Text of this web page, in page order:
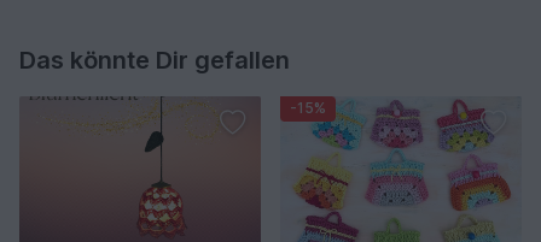
Das könnte Dir gefallen
-15%